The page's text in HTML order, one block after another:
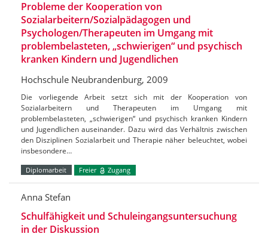
Probleme der Kooperation von
Sozialarbeitern/Sozialpädagogen und
Psychologen/Therapeuten im Umgang mit
problembelasteten, „schwierigen“ und psychisch
kranken Kindern und Jugendlichen
Hochschule Neubrandenburg, 2009
Die vorliegende Arbeit setzt sich mit der Kooperation von
Sozialarbeitern und Therapeuten im Umgang mit
problembelasteten, „schwierigen“ und psychisch kranken Kindern
und Jugendlichen auseinander. Dazu wird das Verhältnis zwischen
den Disziplinen Sozialarbeit und Therapie näher beleuchtet, wobei
insbesondere…
Diplomarbeit Freier Zugang
Anna Stefan
Schulfähigkeit und Schuleingangsuntersuchung
in der Diskussion